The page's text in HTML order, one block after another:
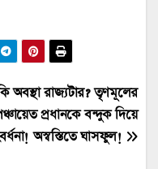
অবস্থা রাজ্যটার? তৃণমূলের
প্রধানকে বন্দুক দিয়ে
অস্বস্তিতে ঘাসফুল!